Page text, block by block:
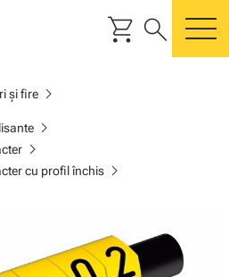
shopping_cart search
și firechevron_right
chevron_right
chevron_right
cu profil închischevron_right